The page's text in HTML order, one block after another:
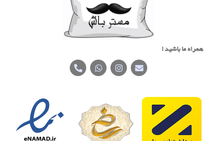
همراه ما باشید !